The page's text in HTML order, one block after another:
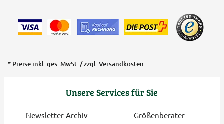
Unsere Services für Sie
Newsletter-Archiv
Größenberater
* Preise inkl. ges. MwSt. / zzgl.Versandkosten